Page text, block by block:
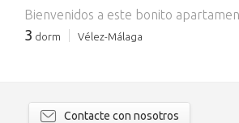
3 dorm Vélez-Málaga
Contacte con nosotros